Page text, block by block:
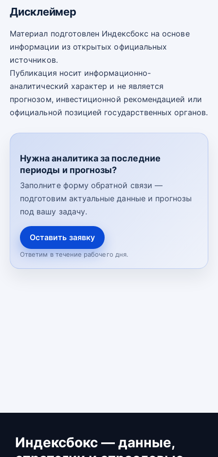
Дисклеймер
Материал подготовлен Индексбокс на основе
информации из открытых официальных
источников.
Публикация носит информационно-
аналитический характер и не является
прогнозом, инвестиционной рекомендацией или
официальной позицией государственных органов.
Нужна аналитика за последние
периоды и прогнозы?
Заполните форму обратной связи —
подготовим актуальные данные и прогнозы
под вашу задачу.
Оставить заявку
Ответим в течение рабочего дня.
Индексбокс — данные,